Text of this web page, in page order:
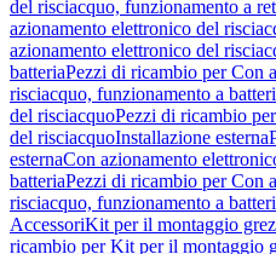
del risciacquo, funzionamento a
azionamento elettronico del
azionamento elettronico del
batteriaPezzi di ricambio per Con
risciacquo, funzionamento a
del risciacquoPezzi di ricambio
del risciacquoInstallazione esterna
esternaCon azionamento
batteriaPezzi di ricambio per Con
risciacquo, funzionamento a
AccessoriKit per il montaggio
ricambio per Kit per il montaggio